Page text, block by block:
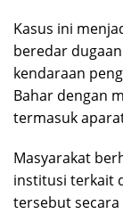
Kasus ini
beredar
kendaraan
Bahar dengan
termasuk
Masyarakat
institusi terkait
tersebut